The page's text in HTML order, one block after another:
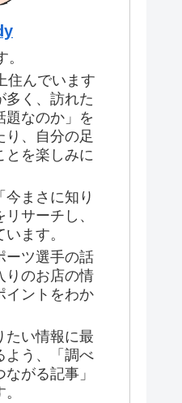
住んでいます
多く、訪れた
題なのか」を
り、自分の足
とを楽しみに
今まさに知り
サーチし、
ます。
ーツ選手の話
りのお店の情
イントをわか
たい情報に最
よう、「調べ
がる記事」